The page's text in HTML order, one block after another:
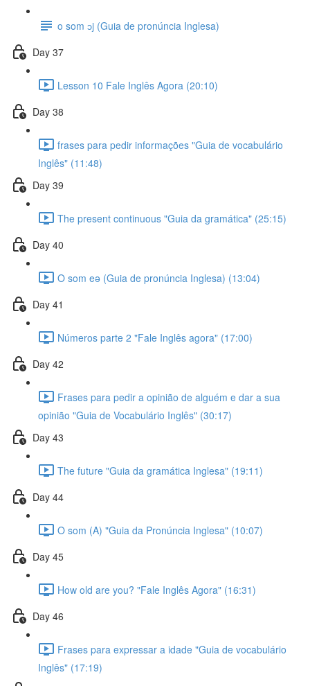
o som ɔj (Guia de pronúncia Inglesa)
Day 37
Lesson 10 Fale Inglês Agora (20:10)
Day 38
frases para pedir informações "Guia de vocabulário
Inglês" (11:48)
Day 39
The present continuous "Guia da gramática" (25:15)
Day 40
O som eə (Guia de pronúncia Inglesa) (13:04)
Day 41
Números parte 2 "Fale Inglês agora" (17:00)
Day 42
Frases para pedir a opinião de alguém e dar a sua
opinião "Guia de Vocabulário Inglês" (30:17)
Day 43
The future "Guia da gramática Inglesa" (19:11)
Day 44
O som (A) "Guia da Pronúncia Inglesa" (10:07)
Day 45
How old are you? "Fale Inglês Agora" (16:31)
Day 46
Frases para expressar a idade "Guia de vocabulário
Inglês" (17:19)